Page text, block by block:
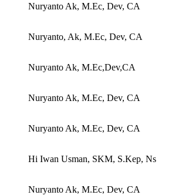
Nuryanto Ak, M.Ec, Dev, CA
Nuryanto, Ak, M.Ec, Dev, CA
Nuryanto Ak, M.Ec,Dev,CA
Nuryanto Ak, M.Ec, Dev, CA
Nuryanto Ak, M.Ec, Dev, CA
Hi Iwan Usman, SKM, S.Kep, Ns
Nuryanto Ak, M.Ec, Dev, CA